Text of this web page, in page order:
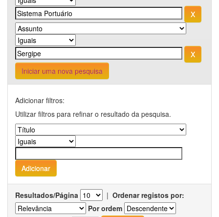
Iniciar uma nova pesquisa
Adicionar filtros:
Utilizar filtros para refinar o resultado da pesquisa.
Resultados/Página | Ordenar registos por:
Por ordem